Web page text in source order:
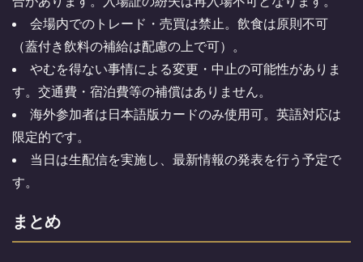
会場内でのトレード・売買は禁止。飲食は原則不可
（蓋付き飲料の補給は配慮の上で可）。
やむを得ない事情による変更・中止の可能性がありま
す。交通費・宿泊費等の補償はありません。
海外参加者は日本語版カードのみ使用可。英語対応は
限定的です。
当日は生配信を実施し、最新情報の発表を行う予定で
す。
まとめ